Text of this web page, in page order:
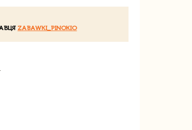
ZABAWKI_PINOKIO